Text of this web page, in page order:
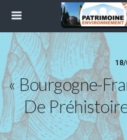
« Bourgogne-
De